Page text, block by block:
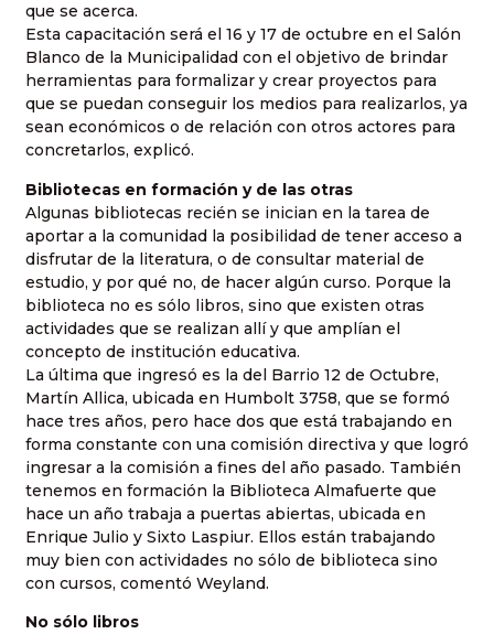
que se acerca.
Esta capacitación será el 16 y 17 de octubre en el Salón
Blanco de la Municipalidad con el objetivo de brindar
herramientas para formalizar y crear proyectos para
que se puedan conseguir los medios para realizarlos, ya
sean económicos o de relación con otros actores para
concretarlos, explicó.
Bibliotecas en formación y de las otras
Algunas bibliotecas recién se inician en la tarea de
aportar a la comunidad la posibilidad de tener acceso a
disfrutar de la literatura, o de consultar material de
estudio, y por qué no, de hacer algún curso. Porque la
biblioteca no es sólo libros, sino que existen otras
actividades que se realizan allí y que amplían el
concepto de institución educativa.
La última que ingresó es la del Barrio 12 de Octubre,
Martín Allica, ubicada en Humbolt 3758, que se formó
hace tres años, pero hace dos que está trabajando en
forma constante con una comisión directiva y que logró
ingresar a la comisión a fines del año pasado. También
tenemos en formación la Biblioteca Almafuerte que
hace un año trabaja a puertas abiertas, ubicada en
Enrique Julio y Sixto Laspiur. Ellos están trabajando
muy bien con actividades no sólo de biblioteca sino
con cursos, comentó Weyland.
No sólo libros